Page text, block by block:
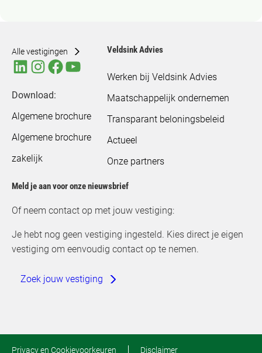
Alle vestigingen
Download:
Algemene brochure
Algemene brochure
zakelijk
Veldsink Advies
Werken bij Veldsink Advies
Maatschappelijk ondernemen
Transparant beloningsbeleid
Actueel
Onze partners
Meld je aan voor onze nieuwsbrief
Of neem contact op met jouw vestiging:
Je hebt nog geen vestiging ingesteld. Kies direct je eigen
vestiging om eenvoudig contact op te nemen.
Zoek jouw vestiging
Privacy en Cookievoorkeuren Disclaimer